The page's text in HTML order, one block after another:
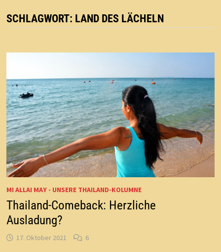
SCHLAGWORT: LAND DES LÄCHELN
MI ALLAI MAY - UNSERE THAILAND-KOLUMNE
Thailand-Comeback: Herzliche
Ausladung?
17. Oktober 2021 6